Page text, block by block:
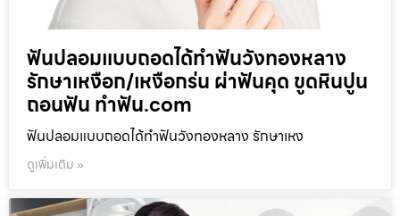
ฟันปลอมแบบถอดได้ทำฟันวังทองหลาง
รักษาเหงือก/เหงือกร่น ผ่าฟันคุด ขูดหินปูน
ถอนฟัน ทำฟัน.com
ฟันปลอมแบบถอดได้ทำฟันวังทองหลาง รักษาเหง
ดูเพิ่มเติม »